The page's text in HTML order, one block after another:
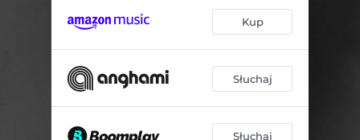
Kup
Słuchaj
Słuchaj